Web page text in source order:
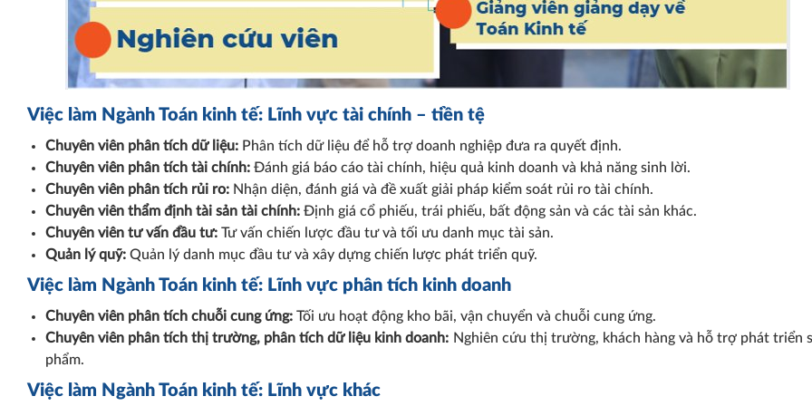
Việc làm Ngành Toán kinh tế: Lĩnh vực tài chính – tiền tệ
Chuyên viên phân tích dữ liệu: Phân tích dữ liệu để hỗ trợ doanh nghiệp đưa ra quyết định.
Chuyên viên phân tích tài chính: Đánh giá báo cáo tài chính, hiệu quả kinh doanh và khả năng sinh lời.
Chuyên viên phân tích rủi ro: Nhận diện, đánh giá và đề xuất giải pháp kiểm soát rủi ro tài chính.
Chuyên viên thẩm định tài sản tài chính: Định giá cổ phiếu, trái phiếu, bất động sản và các tài sản khác.
Chuyên viên tư vấn đầu tư: Tư vấn chiến lược đầu tư và tối ưu danh mục tài sản.
Quản lý quỹ: Quản lý danh mục đầu tư và xây dựng chiến lược phát triển quỹ.
Việc làm Ngành Toán kinh tế: Lĩnh vực phân tích kinh doanh
Chuyên viên phân tích chuỗi cung ứng: Tối ưu hoạt động kho bãi, vận chuyển và chuỗi cung ứng.
Chuyên viên phân tích thị trường, phân tích dữ liệu kinh doanh: Nghiên cứu thị trường, khách hàng và hỗ trợ phát triển
phẩm.
Việc làm Ngành Toán kinh tế: Lĩnh vực khác